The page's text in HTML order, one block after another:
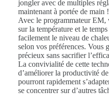
jongler avec de multiples
maintenant à portée de main !
Avec le programmateur EM,
sur la température et le
facilement le niveau de
selon vos préférences. Vous
précieux sans sacrifier
La convivialité de cette
d’améliorer la productivité
pourront rapidement
se concentrer sur d’autres